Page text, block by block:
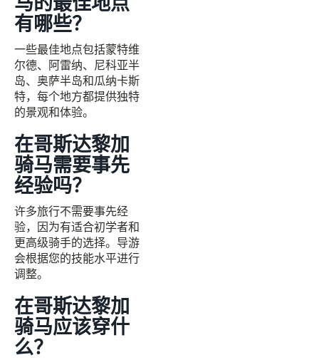
有哪些？
一些最佳地点包括蒙特维
尔德、阿雷纳、尼科亚半
岛、奥萨半岛和瓜纳卡斯
特，每个地方都提供独特
的景观和体验。
在哥斯达黎加
骑马需要事先
经验吗？
许多旅行不需要事先经
验，因为有适合初学者和
更高级骑手的选择。导游
会根据您的技能水平进行
调整。
在哥斯达黎加
骑马应该穿什
么？